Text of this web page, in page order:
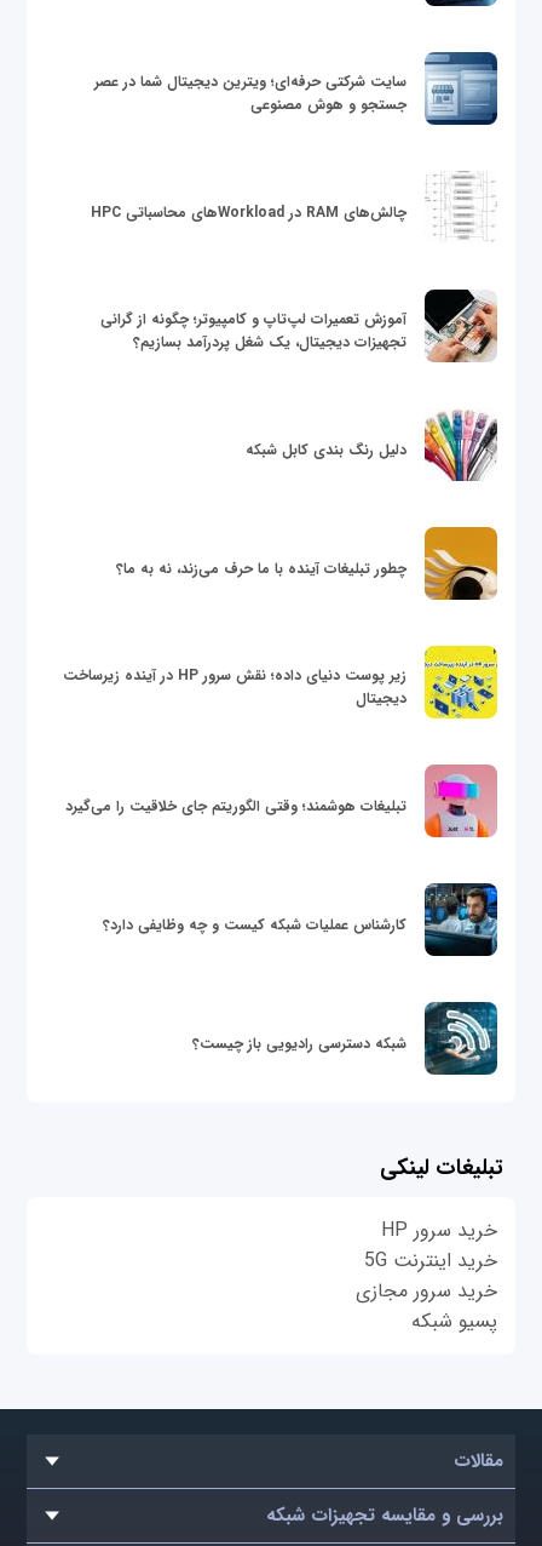
سایت شرکتی حرفه‌ای؛ ویترین دیجیتال شما در عصر
جستجو و هوش مصنوعی
چالش‌های RAM در Workloadهای محاسباتی HPC
آموزش تعمیرات لپ‌تاپ و کامپیوتر؛ چگونه از گرانی
تجهیزات دیجیتال، یک شغل پردرآمد بسازیم؟
دلیل رنگ بندی کابل شبکه
چطور تبلیغات آینده با ما حرف می‌زند، نه به ما؟
زیر پوست دنیای داده؛ نقش سرور HP در آینده زیرساخت
دیجیتال
تبلیغات هوشمند؛ وقتی الگوریتم جای خلاقیت را می‌گیرد
کارشناس عملیات شبکه کیست و چه وظایفی دارد؟
شبکه دسترسی رادیویی باز چیست؟
تبلیغات لینکی
خرید سرور HP
خرید اینترنت 5G
خرید سرور مجازی
پسیو شبکه
مقالات
بررسی و مقایسه تجهیزات شبکه